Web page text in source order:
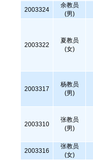
2003324
余教员
(男)
2003322
夏教员
(女)
2003317
杨教员
(男)
2003310
张教员
(男)
2003316
张教员
(女)